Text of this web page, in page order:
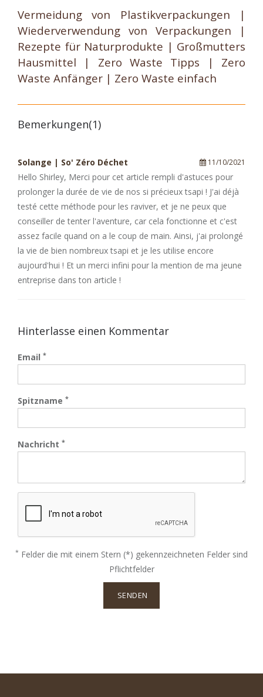
Vermeidung von Plastikverpackungen |
Wiederverwendung von Verpackungen |
Rezepte für Naturprodukte | Großmutters
Hausmittel | Zero Waste Tipps | Zero
Waste Anfänger | Zero Waste einfach
Bemerkungen(1)
Solange | So' Zéro Déchet 11/10/2021
Hello Shirley, Merci pour cet article rempli d'astuces pour
prolonger la durée de vie de nos si précieux tsapi ! J'ai déjà
testé cette méthode pour les raviver, et je ne peux que
conseiller de tenter l'aventure, car cela fonctionne et c'est
assez facile quand on a le coup de main. Ainsi, j'ai prolongé
la vie de bien nombreux tsapi et je les utilise encore
aujourd'hui ! Et un merci infini pour la mention de ma jeune
entreprise dans ton article !
Hinterlasse einen Kommentar
Email *
Spitzname *
Nachricht *
* Felder die mit einem Stern (*) gekennzeichneten Felder sind
Pflichtfelder